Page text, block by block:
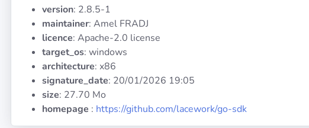
version: 2.8.5-1
maintainer: Amel FRADJ
licence: Apache-2.0 license
target_os: windows
architecture: x86
signature_date: 20/01/2026 19:05
size: 27.70 Mo
homepage : https://github.com/lacework/go-sdk